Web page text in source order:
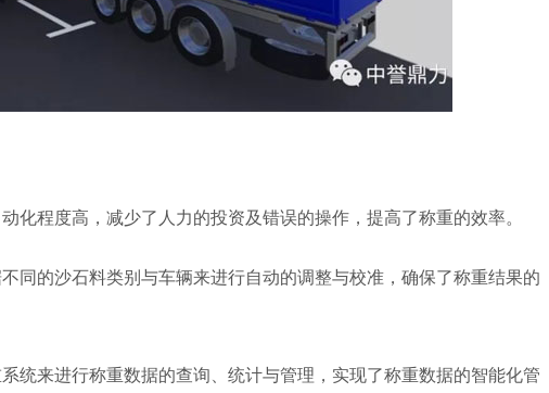
化程度高，减少了人力的投资及错误的操作，提高了称重的效率。
同的沙石料类别与车辆来进行自动的调整与校准，确保了称重结果的
统来进行称重数据的查询、统计与管理，实现了称重数据的智能化管